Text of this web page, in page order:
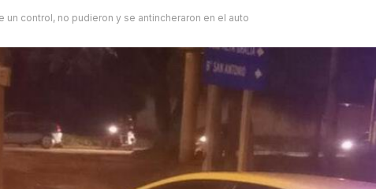
un control, no pudieron y se antincheraron en el auto